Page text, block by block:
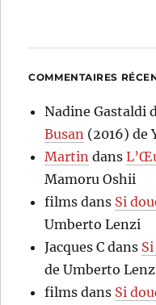
COMMENTAIRES
Nadine Gastaldi
Busan (2016) de
Martin dans
Mamoru Oshii
films dans Si
Umberto Lenzi
Jacques C dans
de Umberto
films dans Si